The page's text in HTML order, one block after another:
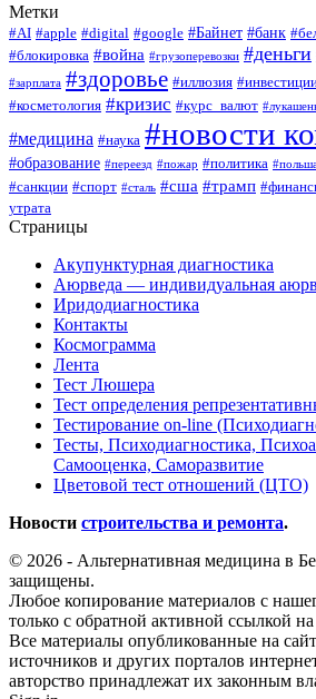
Метки
#AI #apple #digital #google #Байнет #банк
#блокировка #война #грузоперевозки #деньги
#зарплата #здоровье #иллюзия
#косметология #кризис #курс_валют
#медицина #наука #новости
#образование #переезд #пожар #политика
#санкции #спорт #сталь #сша #трамп
утрата
Страницы
Акупунктурная диагностика
Аюрведа — индивидуальная
Иридодиагностика
Контакты
Космограмма
Лента
Тест Люшера
Тест определения
Тестирование on-line
Тесты, Психодиагностика,
Самооценка, Саморазвитие
Цветовой тест отношений (ЦТО)
Новости строительства и ремонта.
© 2026 - Альтернативная медицина в
защищены.
Любое копирование материалов с
только с обратной активной ссылкой
Все материалы опубликованные на
источников и других порталов
авторство принадлежат их законным